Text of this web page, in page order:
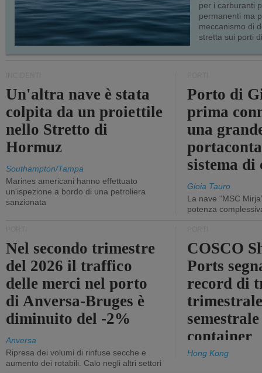
per i carburanti
permanenti ma
meccanismo di
stretta sui porti
Un'altra nave è stata
colpita da un proiettile
nello Stretto di
Hormuz
Southampton/Tampa
Marines americani hanno effettuato
un'ispezione a bordo di una petroliera
sanzionata
Porto di
prima
una
sistema
Gioia Tauro
La nave “MSC
potenza
Nel secondo trimestre
del 2026 il traffico
delle merci nel porto
di Anversa-Bruges è
diminuito del -2%
Anversa
Ripresa dei volumi di rinfuse secche e
aumento dei rotabili. Calo negli altri settori
COSCO
Ports
record di
container
Hong Kong